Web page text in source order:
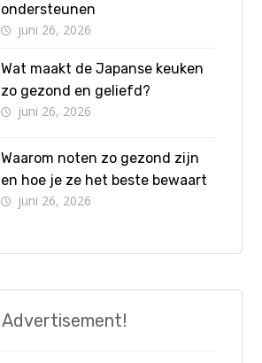
ondersteunen
juni 26, 2026
Wat maakt de Japanse keuken
zo gezond en geliefd?
juni 26, 2026
Waarom noten zo gezond zijn
en hoe je ze het beste bewaart
juni 26, 2026
Advertisement!